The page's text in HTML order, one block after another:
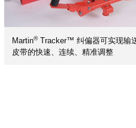
Martin®Tracker™ 纠偏器可实现输
皮带的快速、连续、精准调整